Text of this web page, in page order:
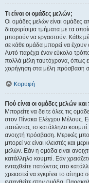
Τι είναι οι ομάδες μελών;
Οι ομάδες μελών είναι ομάδες
διαχειρίσιμα τμήματα με τα
μπορούν να εργαστούν. Κάθε
σε κάθε ομάδα μπορεί να έχουν
Αυτό παρέχει έναν εύκολο
πολλά μέλη ταυτόχρονα, όπως
χορήγηση στα μέλη πρόσβαση
Κορυφή
Πού είναι οι ομάδες μελών
Μπορείτε να δείτε όλες τις
στον Πίνακα Ελέγχου Μέλους.
πατώντας το κατάλληλο
ανοιχτή πρόσβαση. Μερικές
μπορεί να είναι κλειστές και
μελών. Εάν η ομάδα είναι
κατάλληλο κουμπί. Εάν
ενταχθείτε πατώντας στο
χρειαστεί να εγκρίνει το αίτημα